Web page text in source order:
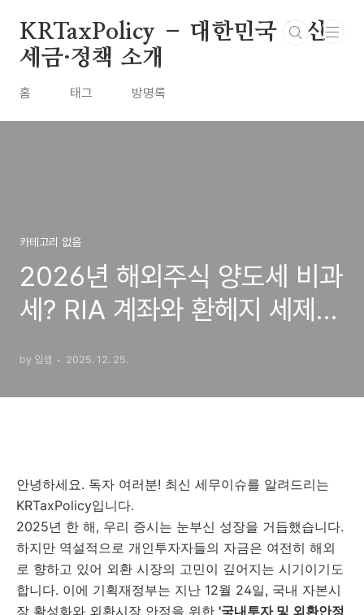
KRTaxPolicy – 대한민국 최신
세금·정책 소개
홈 태그 방명록
카테고리 없음
2026년 해외주식 양도세 비과
세? RIA 계좌와 환헤지 세제지
by 임셈 2025. 12. 25.
안녕하세요. 독자 여러분! 최신 세무이슈를 알려드리는
KRTaxPolicy입니다.
2025년 한 해, 우리 증시는 눈부신 성장을 거듭했습니다.
하지만 역설적으로 개인투자자들의 자금은 여전히 해외
로 향하고 있어 외환 시장의 고민이 깊어지는 시기이기도
합니다. 이에 기획재정부는 지난 12월 24일, 국내 자본시
장 활성화와 외환시장 안정을 위한 '국내투자 및 외환안정